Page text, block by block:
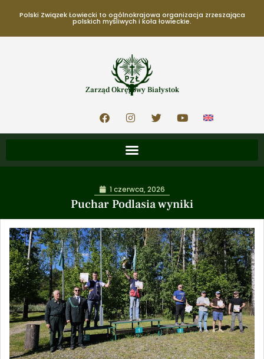
Polski Związek Łowiecki to ogólnokrajowa organizacja zrzeszająca
polskich myśliwych i koła łowieckie.
Zarząd Okręgowy Białystok
Puchar Podlasia wyniki
1 czerwca, 2026